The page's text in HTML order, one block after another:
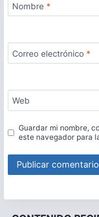
Nombre *
Correo electrónico *
Web
Guardar mi nombre,
este navegador para